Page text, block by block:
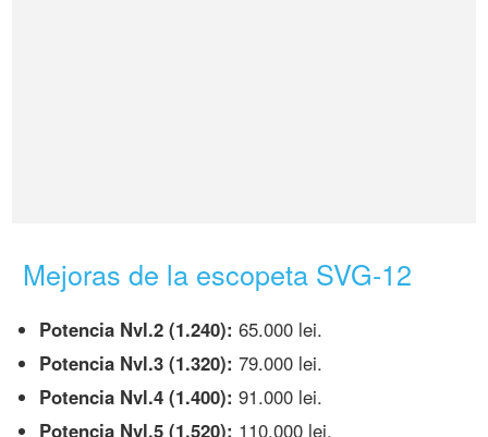
Mejoras de la escopeta SVG-12
Potencia Nvl.2 (1.240): 65.000 lei.
Potencia Nvl.3 (1.320): 79.000 lei.
Potencia Nvl.4 (1.400): 91.000 lei.
Potencia Nvl.5 (1.520): 110.000 lei.